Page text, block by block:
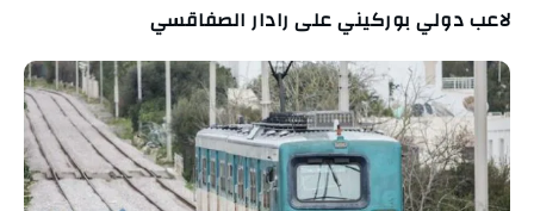
لاعب دولي بوركيني على رادار الصفاقسي